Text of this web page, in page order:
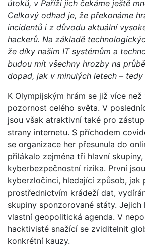
útoků, v Paříži jich čekáme ještě
Celkový odhad je, že překonáme
incidentů i z důvodu aktuální
hackerů. Na základě
že díky našim IT systémům a
budou mít všechny hrozby na
dopad, jak v minulých letech – tedy
K Olympijským hrám se již více než
pozornost celého světa. V
jsou však atraktivní také pro
strany internetu. S příchodem
se organizace her přesunula do
přilákalo zejména tři hlavní
kyberbezpečnostní rizika. První
kyberzločinci, hledající způsob, jak
prostřednictvím krádeží dat,
skupiny sponzorované státy. Jejich
vlastní geopolitická agenda. V
hacktivisté snažící se zviditelnit
konkrétní kauzy.